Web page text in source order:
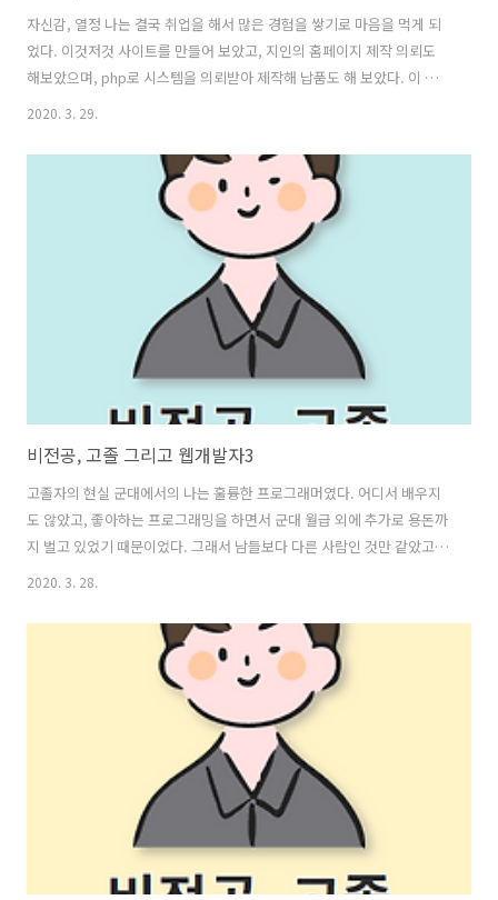
자신감, 열정 나는 결국 취업을 해서 많은 경험을 쌓기로 마음을 먹게 되
었다. 이것저것 사이트를 만들어 보았고, 지인의 홈페이지 제작 의뢰도
해보았으며, php로 시스템을 의뢰받아 제작해 납품도 해 보았다. 이 정
도 경험과 이정도 열정이면 어디를 가서도 인정받고 일을 잘할 수 있을
려는 사람은 내 생각에 얼마나 있을까 싶다고 생각했다. 그래서 곧바로
내가 항상 일거리를 알아보던 알바몬, 알바천국을 뒤져보았다. 드문드문
개발자를 구하기는 한다. 하지만 내가 생각하는 취직과는 거리가 멀었다.
한 프로젝트만 한다던가, 내가 궁극적으로 작업하고 싶은 백엔드를 구성
하기보다는 프론트엔드 구성이 우선이었고, 가장 큰 문제는 그들은 신입
2020. 3. 29.
비전공, 고졸 그리고 웹개발자3
고졸자의 현실 군대에서의 나는 훌륭한 프로그래머였다. 어디서 배우지
도 않았고, 좋아하는 프로그래밍을 하면서 군대 월급 외에 추가로 용돈까
지 벌고 있었기 때문이었다. 그래서 남들보다 다른 사람인 것만 같았고,
인생의 자신감(?)도 계속 올라갔다. 그리고 좋아하지 않는 학교를 다니며
음을 먹게 되었다. 개발자로서 그리고 새로운 사업을 준비하고, 회계와
경영을 배워 사업가의 길로 가자 하면서 말이다. '전역하면 셀러 오션에
서 프리랜서로써 업무를 도맡아 하면서 용돈 벌어가면서 열심히 공부해
야겠다!' 이게 군대에 있을때 나의 생각이었다. 지금 생각해보면 정말 단
순한 생각이었고, 현실성이 없다. 현재 군인이거나, 고등학생이면서 대
2020. 3. 28.